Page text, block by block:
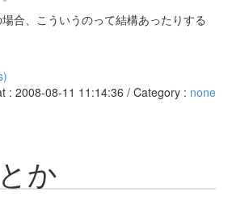
合、こういうのって結構あったりする
: 2008-08-11 11:14:36 / Category : none
か